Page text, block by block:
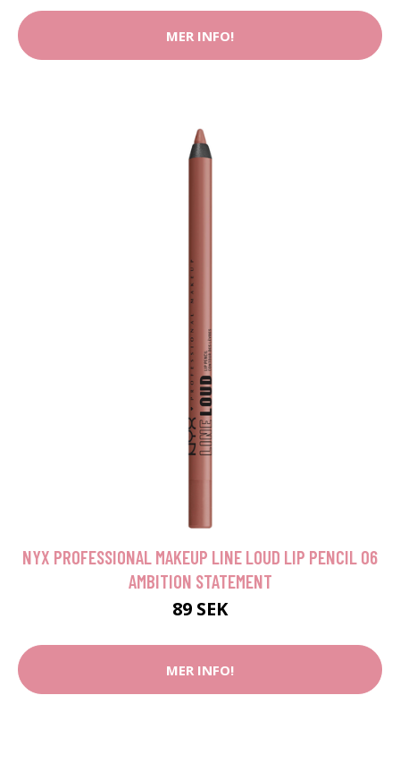
MER INFO!
NYX PROFESSIONAL MAKEUP LINE LOUD LIP PENCIL 06
AMBITION STATEMENT
89 SEK
MER INFO!